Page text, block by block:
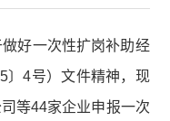
好一次性扩岗补助经
〕4号）文件精神，现
等44家企业申报一次